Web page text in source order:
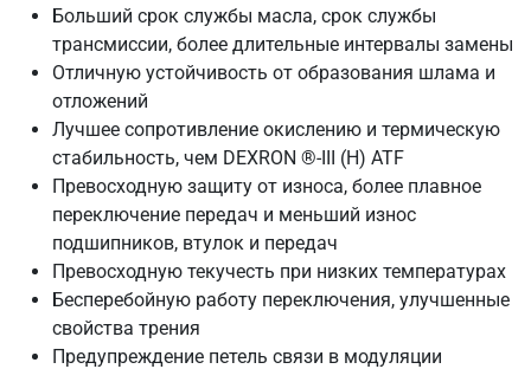
Больший срок службы масла, срок службы
трансмиссии, более длительные интервалы замены
Отличную устойчивость от образования шлама и
отложений
Лучшее сопротивление окислению и термическую
стабильность, чем DEXRON ®-III (H) ATF
Превосходную защиту от износа, более плавное
переключение передач и меньший износ
подшипников, втулок и передач
Превосходную текучесть при низких температурах
Бесперебойную работу переключения, улучшенные
свойства трения
Предупреждение петель связи в модуляции